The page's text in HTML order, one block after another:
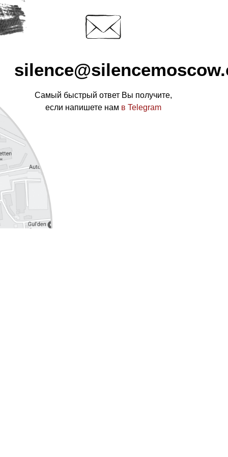
Самый быстрый ответ Вы получите,
если напишете нам в Telegram